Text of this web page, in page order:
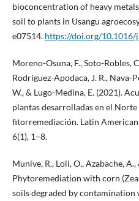
bioconcentration of heavy
soil to plants in Usangu
e07514. https://doi.org/10.1016/
Moreno-Osuna, F., Soto-Robles,
Rodríguez-Apodaca, J. R., Nava-
W., & Lugo-Medina, E. (2021).
plantas desarrolladas en el
fitorremediación. Latin
6(1), 1–8.
Munive, R., Loli, O., Azabache,
Phytoremediation with corn (Zea
soils degraded by contamination